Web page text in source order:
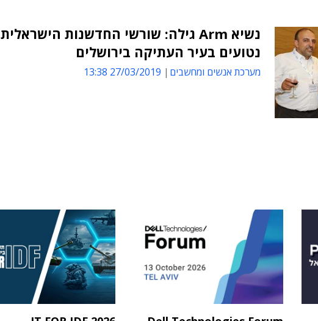
נשיא Arm גילה: שורשי החדשנות הישראלית
נטועים בעיר העתיקה בירושלים
מערכת אנשים ומחשבים 27/03/2019 13:38